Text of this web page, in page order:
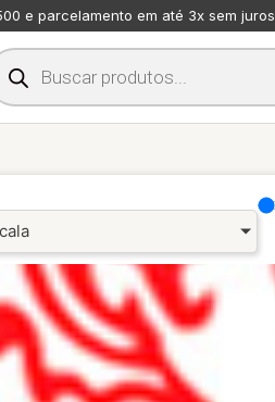
e parcelamento em até 3x sem juros